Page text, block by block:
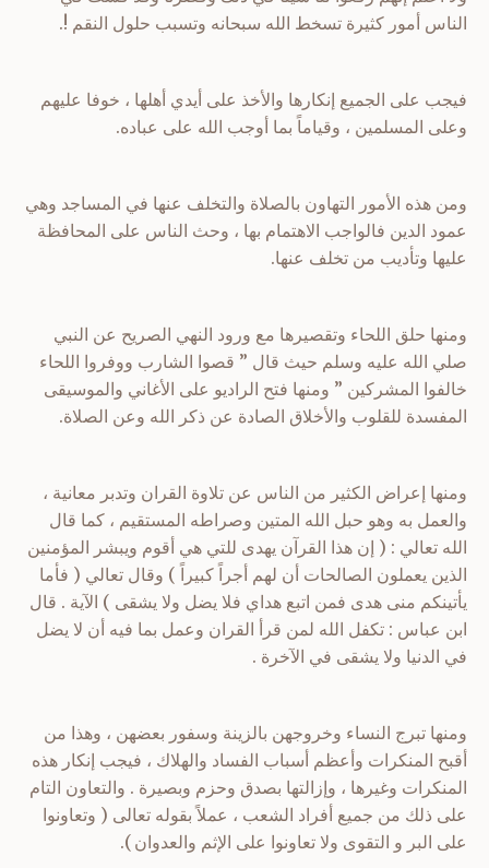
الناس أمور كثيرة تسخط الله سبحانه وتسبب حلول النقم !.
فيجب على الجميع إنكارها والأخذ على أيدي أهلها ، خوفا عليهم
وعلى المسلمين ، وقياماً بما أوجب الله على عباده.
ومن هذه الأمور التهاون بالصلاة والتخلف عنها في المساجد وهي
عمود الدين فالواجب الاهتمام بها ، وحث الناس على المحافظة
عليها وتأديب من تخلف عنها.
ومنها حلق اللحاء وتقصيرها مع ورود النهي الصريح عن النبي
صلي الله عليه وسلم حيث قال ” قصوا الشارب ووفروا اللحاء
خالفوا المشركين ” ومنها فتح الراديو على الأغاني والموسيقى
المفسدة للقلوب والأخلاق الصادة عن ذكر الله وعن الصلاة.
ومنها إعراض الكثير من الناس عن تلاوة القران وتدبر معانية ،
والعمل به وهو حبل الله المتين وصراطه المستقيم ، كما قال
الله تعالي : ( إن هذا القرآن يهدى للتي هي أقوم ويبشر المؤمنين
الذين يعملون الصالحات أن لهم أجراً كبيراً ) وقال تعالي ( فأما
يأتينكم منى هدى فمن اتبع هداي فلا يضل ولا يشقى ) الآية . قال
ابن عباس : تكفل الله لمن قرأ القران وعمل بما فيه أن لا يضل
في الدنيا ولا يشقى في الآخرة .
ومنها تبرج النساء وخروجهن بالزينة وسفور بعضهن ، وهذا من
أقبح المنكرات وأعظم أسباب الفساد والهلاك ، فيجب إنكار هذه
المنكرات وغيرها ، وإزالتها بصدق وحزم وبصيرة . والتعاون التام
على ذلك من جميع أفراد الشعب ، عملاً بقوله تعالى ( وتعاونوا
على البر و التقوى ولا تعاونوا على الإثم والعدوان ).